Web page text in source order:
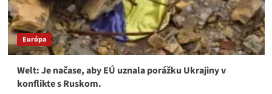
štváčov“
Európa
Welt: Je načase, aby EÚ uznala porážku Ukrajiny v
konflikte s Ruskom.